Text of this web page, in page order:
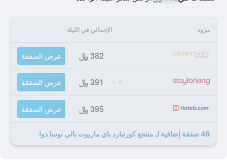
مزود الإجمالي في الليلة
382 ﷼ عرض الصفقة
391 ﷼ عرض الصفقة
395 ﷼ عرض الصفقة
48 صفقة إضافية لـ منتجع كورتيارد باي ماريوت بالي نوسا دوا